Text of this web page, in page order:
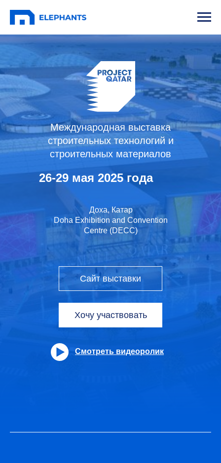
Международная выставка
строительных технологий и
строительных материалов
26-29 мая 2025 года
Доха, Катар
Doha Exhibition and Convention
Centre (DECC)
Сайт выставки
Хочу участвовать
Смотреть видеоролик